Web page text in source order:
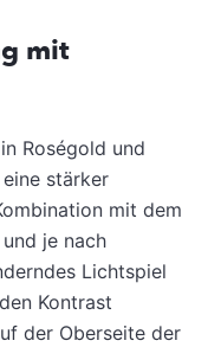
mit
Roségold und
stärker
mit dem
je nach
Lichtspiel
Kontrast
der Oberseite der